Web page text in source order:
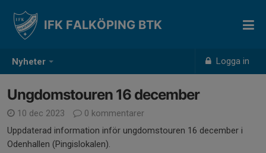
Nyheter Logga in
IFK FALKÖPING BTK
Ungdomstouren 16 december
10 dec 2023
0 kommentarer
Uppdaterad information inför ungdomstouren 16 december i
Odenhallen (Pingislokalen).